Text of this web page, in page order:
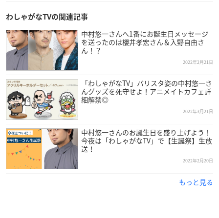
わしゃがなTVの関連記事
中村悠一さんへ1番にお誕生日メッセージ
を送ったのは櫻井孝宏さん＆入野自由さ
ん！？
2022年2月21日
「わしゃがなTV」バリスタ姿の中村悠一さ
んグッズを死守せよ！アニメイトカフェ詳
細解禁◎
2022年3月21日
中村悠一さんのお誕生日を盛り上げよう！
今夜は「わしゃがなTV」で【生誕祭】生放
送！
2022年2月20日
もっと見る